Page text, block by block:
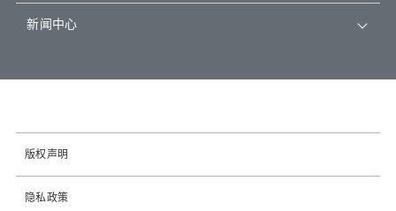
新闻中心
版权声明
隐私政策